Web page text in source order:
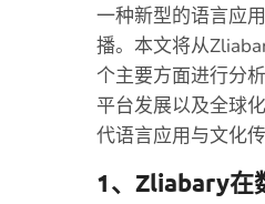
一种新型的语言应
播。本文将从
个主要方面进行分
平台发展以及全球
代语言应用与文化
1、Zliabary在